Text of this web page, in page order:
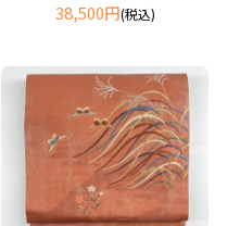
38,500円(税込)